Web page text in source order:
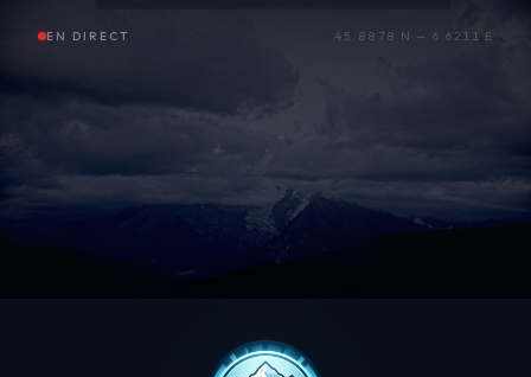
EN DIRECT 45.8878 N — 6.6211 E